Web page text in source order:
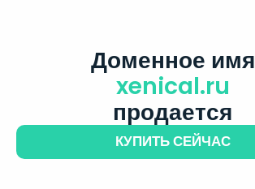
Доменное имя
xenical.ru
продается
КУПИТЬ СЕЙЧАС